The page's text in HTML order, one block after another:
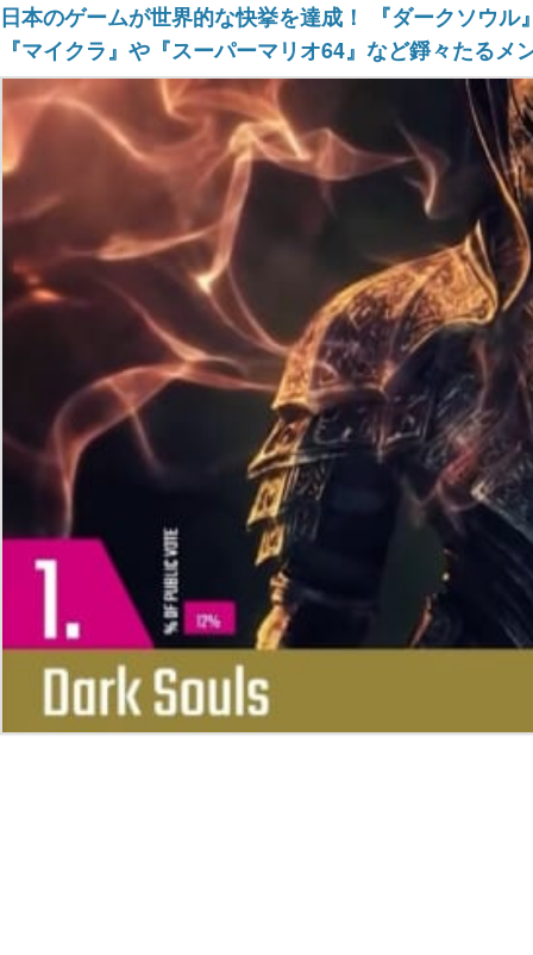
日本のゲームが世界的な快挙を達成！ 『ダークソウ
『マイクラ』や『スーパーマリオ64』など錚々たる